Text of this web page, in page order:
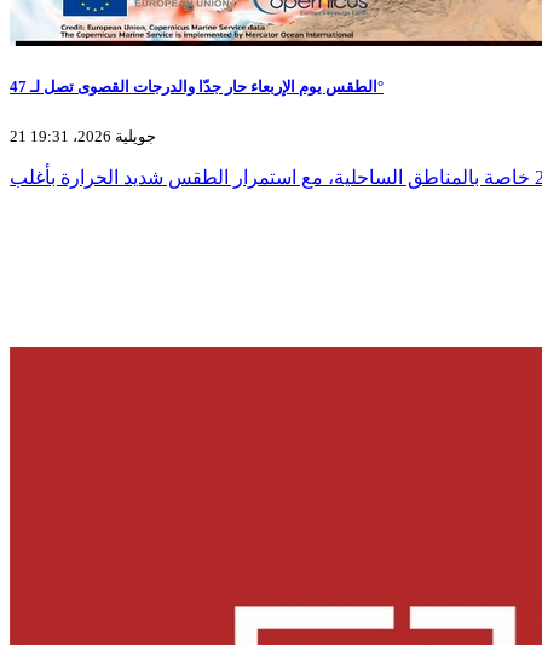
الطقس يوم الإربعاء حار جدّا والدرجات القصوى تصل لـ 47°
21 جويلية 2026، 19:31